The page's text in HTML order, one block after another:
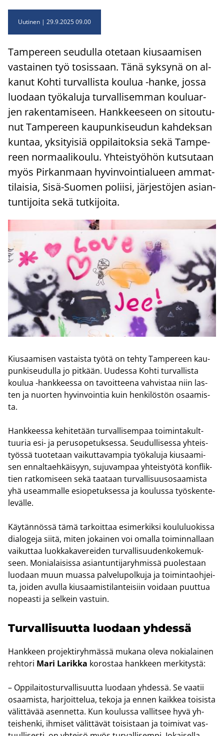
Uutinen 29.9.2025 09.00
Tam­pe­reen seu­dul­la ote­taan kiusaa­mi­sen
vas­tai­nen työ to­sis­saan. Tänä syk­sy­nä on al­
ka­nut Kohti tur­val­lis­ta kou­lua -​hanke, jossa
luo­daan työ­ka­lu­ja tur­val­li­sem­man kou­luar­
jen ra­ken­ta­mi­seen. Hank­kee­seen on si­tou­tu­
nut Tam­pe­reen kau­pun­ki­seu­dun kah­dek­san
kun­taa, yk­si­tyi­siä op­pi­lai­tok­sia sekä Tam­pe­
reen nor­maa­li­kou­lu. Yh­teis­työ­hön kut­su­taan
myös Pir­kan­maan hy­vin­voin­tia­lu­een am­mat­
ti­lai­sia, Sisä-​Suomen po­lii­si, jär­jes­tö­jen asian­
tun­ti­joi­ta sekä tut­ki­joi­ta.
Kiusaa­mi­sen vas­tais­ta työtä on tehty Tam­pe­reen kau­
pun­ki­seu­dul­la jo pit­kään. Uu­des­sa Kohti tur­val­lis­ta
kou­lua -​hankkeessa on ta­voit­tee­na vah­vis­taa niin las­
ten ja nuor­ten hy­vin­voin­tia kuin hen­ki­lös­tön osaa­mis­
ta.
Hank­kees­sa ke­hi­te­tään tur­val­li­sem­paa toi­min­ta­kult­
tuu­ria esi- ja pe­rus­o­pe­tuk­ses­sa. Seu­dul­li­ses­sa yh­teis­
työs­sä tuo­te­taan vai­kut­ta­vam­pia työ­ka­lu­ja kiusaa­mi­
sen en­nal­taeh­käi­syyn, su­ju­vam­paa yh­teis­työ­tä konflik­
tien rat­ko­mi­seen sekä taa­taan tur­val­li­suus­osaa­mis­ta
yhä useam­mal­le esio­pe­tuk­ses­sa ja kou­lus­sa työs­ken­te­
le­väl­le.
Käy­tän­nös­sä tämä tar­koit­taa esi­mer­kik­si kou­lu­luo­kis­sa
dia­lo­ge­ja siitä, miten jo­kai­nen voi omal­la toi­min­nal­laan
vai­kut­taa luok­ka­ka­ve­rei­den tur­val­li­suu­den­ko­ke­muk­
seen. Mo­nia­lai­sis­sa asian­tun­ti­ja­ryh­mis­sä puo­les­taan
luo­daan muun muas­sa pal­ve­lu­pol­ku­ja ja toi­min­taoh­jei­
ta, joi­den avul­la kiusaa­mis­ti­lan­tei­siin voi­daan puut­tua
no­peas­ti ja sel­kein vas­tuin.
Tur­val­li­suut­ta luo­daan yh­des­sä
Hank­keen pro­jek­ti­ryh­mäs­sä mu­ka­na oleva no­kia­lai­nen
reh­to­ri Mari La­rik­ka ko­ros­taa hank­keen mer­ki­tys­tä:
– Op­pi­lai­tos­tur­val­li­suut­ta luo­daan yh­des­sä. Se vaa­tii
osaa­mis­ta, har­joit­te­lua, te­ko­ja ja ennen kaik­kea toi­sis­ta
vä­lit­tä­vää asen­net­ta. Kun kou­lus­sa val­lit­see hyvä yh­
teis­hen­ki, ih­mi­set vä­lit­tä­vät toi­sis­taan ja toi­mi­vat vas­